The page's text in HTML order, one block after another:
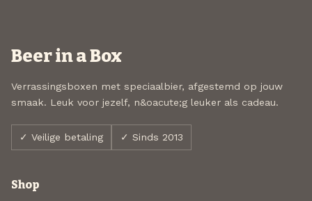
Beer in a Box
Verrassingsboxen met speciaalbier, afgestemd op jouw
smaak. Leuk voor jezelf, n&oacute;g leuker als cadeau.
✓ Veilige betaling ✓ Sinds 2013
Shop